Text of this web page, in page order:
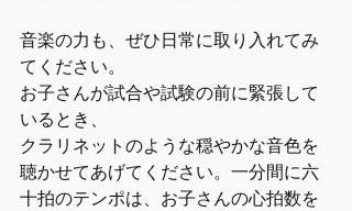
音楽の力も、ぜひ日常に取り入れてみ
てください。
お子さんが試合や試験の前に緊張して
いるとき、
クラリネットのような穏やかな音色を
聴かせてあげてください。一分間に六
十拍のテンポは、お子さんの心拍数を